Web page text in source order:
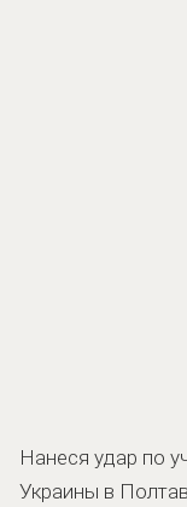
Нанеся удар по
Украины в